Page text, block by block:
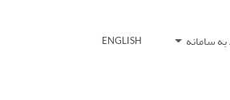
سامانه ENGLISH